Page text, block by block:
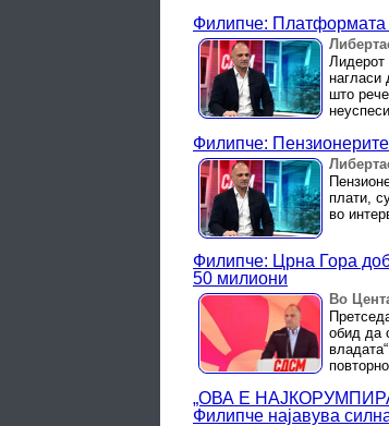
Филипче: Платформата
Лидерот
нагласи
што
Филипче:
плати,
во
Филипче: Црна Гора
50 милиони
Во
обид да
„ОВА Е
Филипче најавува